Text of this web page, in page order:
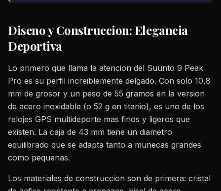
Diseno y Construccion: Elegancia
Deportiva
Lo primero que llama la atencion del Suunto 9 Peak
Pro es su perfil increiblemente delgado. Con solo 10,8
mm de grosor y un peso de 55 gramos en la version
de acero inoxidable (o 52 g en titanio), es uno de los
relojes GPS multideporte mas finos y ligeros que
existen. La caja de 43 mm tiene un diametro
equilibrado que se adapta tanto a munecas grandes
como pequenas.
Los materiales de construccion son de primera: cristal